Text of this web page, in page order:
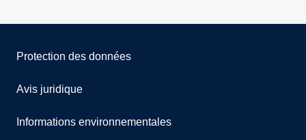
Protection des données
Avis juridique
Informations environnementales